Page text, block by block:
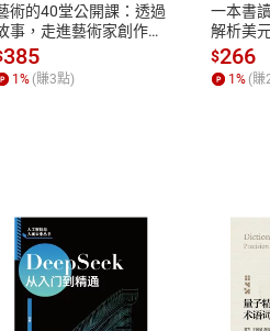
術的40堂公開課：透過
事，走進藝術家創作現
，看藝術如何誕生、如
形塑人類生活【電子
】
385
1% (賺3點)
一本書
解析美
全球經
【電子
$266
1% (賺